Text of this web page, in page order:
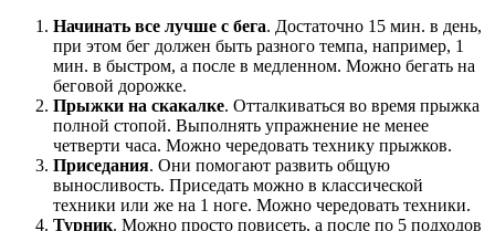
Начинать все лучше с бега. Достаточно 15 мин. в день,
при этом бег должен быть разного темпа, например, 1
мин. в быстром, а после в медленном. Можно бегать на
беговой дорожке.
Прыжки на скакалке. Отталкиваться во время прыжка
полной стопой. Выполнять упражнение не менее
четверти часа. Можно чередовать технику прыжков.
Приседания. Они помогают развить общую
выносливость. Приседать можно в классической
техники или же на 1 ноге. Можно чередовать техники.
Турник. Можно просто повисеть, а после по 5 подходов